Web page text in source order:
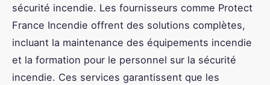
sécurité incendie. Les fournisseurs comme Protect
France Incendie offrent des solutions complètes,
incluant la maintenance des équipements incendie
et la formation pour le personnel sur la sécurité
incendie. Ces services garantissent que les